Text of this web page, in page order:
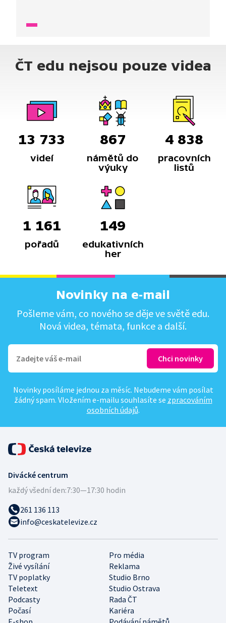
ČT edu nejsou pouze videa
13 733
videí
867
námětů do
výuky
4 838
pracovních
listů
1 161
pořadů
149
edukativních
her
Novinky na e-mail
Pošleme vám, co nového se děje ve světě edu.
Nová videa, témata, funkce a další.
Novinky posíláme jednou za měsíc. Nebudeme vám posílat
žádný spam. Vložením e-mailu souhlasíte se zpracováním
osobních údajů.